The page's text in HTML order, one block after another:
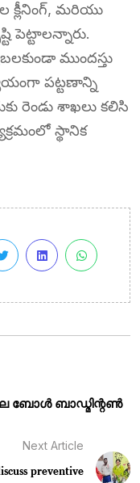
క్లీనింగ్, మరియు
పెట్టాలన్నారు.
ముందస్తు
పట్టణాన్ని
రెండు శాఖలు కలిసి
స్థానిక
ബോൾ ബാഡ്മിന്റൺ
Next Article
preventive